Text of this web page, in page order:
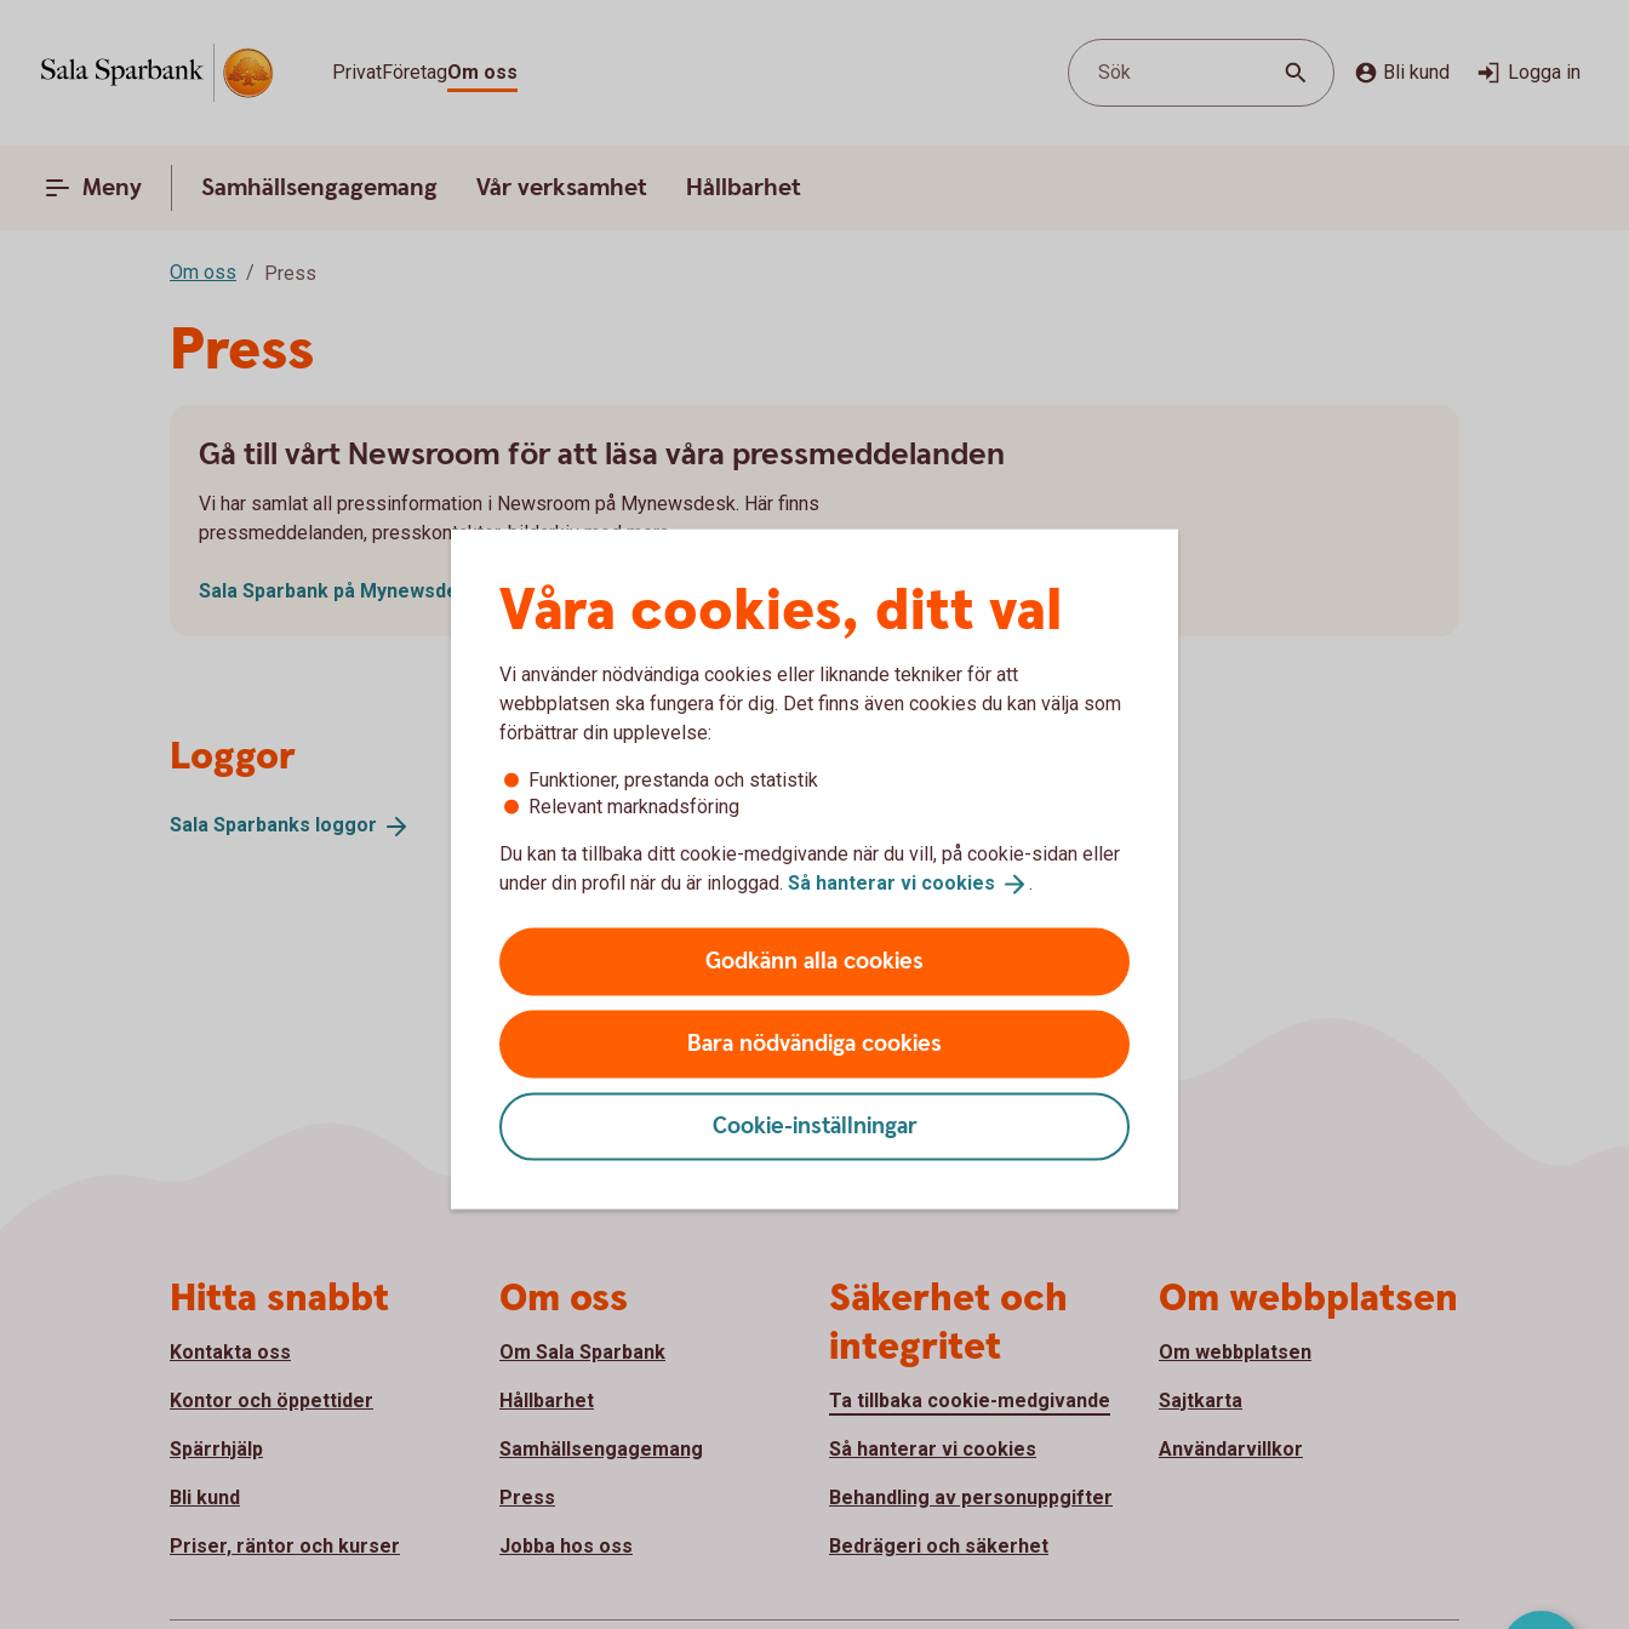
PrivatFöretagOm oss Sök Bli kund Logga in
Meny Samhällsengagemang Vår verksamhet Hållbarhet
Om oss Press
Press
Gå till vårt Newsroom för att läsa våra pressmeddelanden
Vi har samlat all pressinformation i Newsroom på Mynewsdesk. Här finns
pressmeddelanden, presskontakter, bildarkiv med mera.
Sala Sparbank på Mynewsdesk
Loggor
Sala Sparbanks loggor
Våra cookies, ditt val
Vi använder nödvändiga cookies eller liknande tekniker för att
webbplatsen ska fungera för dig. Det finns även cookies du kan välja som
förbättrar din upplevelse:
Funktioner, prestanda och statistik
Relevant marknadsföring
Du kan ta tillbaka ditt cookie-medgivande när du vill, på cookie-sidan eller
under din profil när du är inloggad. Så hanterar vi cookies .
Godkänn alla cookies
Bara nödvändiga cookies
Cookie-inställningar
Hitta snabbt
Kontakta oss
Kontor och öppettider
Spärrhjälp
Bli kund
Priser, räntor och kurser
Om oss
Om Sala Sparbank
Hållbarhet
Samhällsengagemang
Press
Jobba hos oss
Säkerhet och
integritet
Ta tillbaka cookie-medgivande
Så hanterar vi cookies
Behandling av personuppgifter
Bedrägeri och säkerhet
Om webbplatsen
Om webbplatsen
Sajtkarta
Användarvillkor